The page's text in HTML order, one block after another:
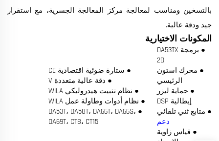
بالتسخين ومناسب لمعالجة مركز المعالجة الجسرية، مع استقرار
جيد ودقة عالية.
المكونات الاختيارية
● برمجة DA53TX
2D
● محرك استون
الرئيسي
● حماية ليزر
إيطالية DSP
● متابع ثني تلقائي
دعم
● قياس زاوية
● ستارة ضوئية اقتصادية CE
● دقة عالية متعددة V
● نظام تثبيت هيدروليكي WILA
● نظام أدوات وطاولة عمل WILA
● DA53T، DA58T، DA66T، DA66S،
DA69T، CT8، CT15